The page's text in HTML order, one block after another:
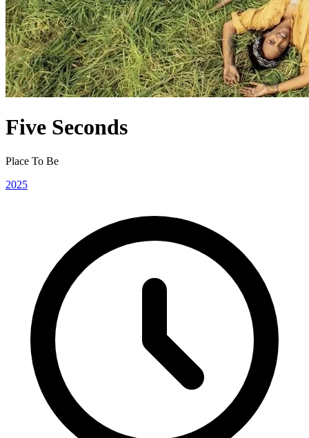
Five Seconds
Place To Be
2025